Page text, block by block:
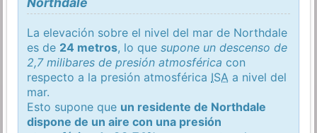
La elevación sobre el nivel del mar de Northdale
es de 24 metros, lo quesupone un descenso de
2,7 milibares de presión atmosférica con
respecto a la presión atmosférica ISA a nivel del
mar.
Esto supone que un residente de Northdale
dispone de un aire con una presión